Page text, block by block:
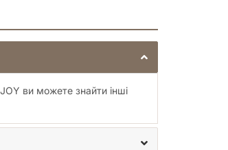
ви можете знайти інші